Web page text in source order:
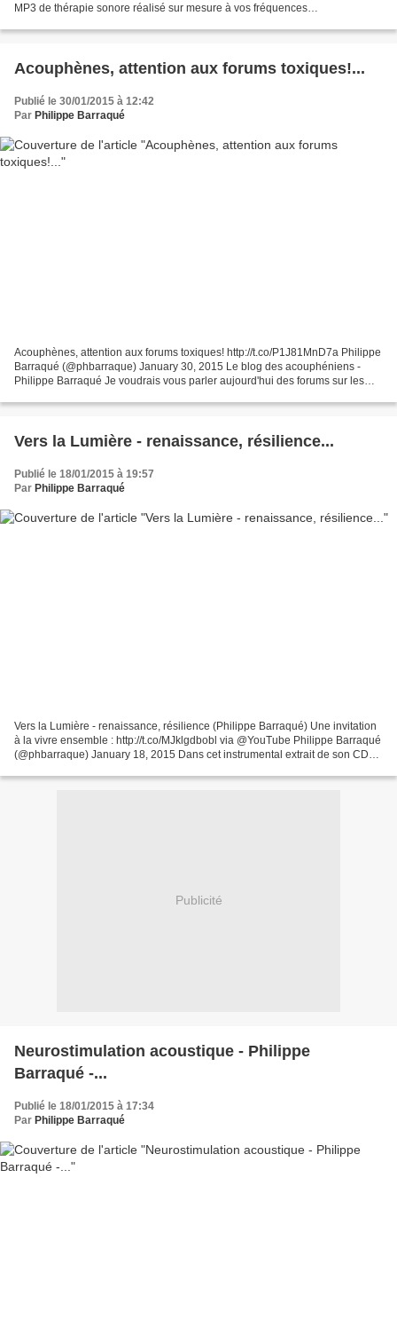
MP3 de thérapie sonore réalisé sur mesure à vos fréquences
Acouphènes, attention aux forums toxiques!...
Publié le 30/01/2015 à 12:42
Par Philippe Barraqué
Acouphènes, attention aux forums toxiques! http://t.co/P1J81MnD7a Philippe
Barraqué (@phbarraque) January 30, 2015 Le blog des acouphéniens -
Philippe Barraqué Je voudrais vous parler aujourd'hui des forums sur les
Vers la Lumière - renaissance, résilience...
Publié le 18/01/2015 à 19:57
Par Philippe Barraqué
Vers la Lumière - renaissance, résilience (Philippe Barraqué) Une invitation
à la vivre ensemble : http://t.co/MJklgdbobl via @YouTube Philippe Barraqué
(@phbarraque) January 18, 2015 Dans cet instrumental extrait de son CD
Publicité
Neurostimulation acoustique - Philippe
Barraqué -...
Publié le 18/01/2015 à 17:34
Par Philippe Barraqué